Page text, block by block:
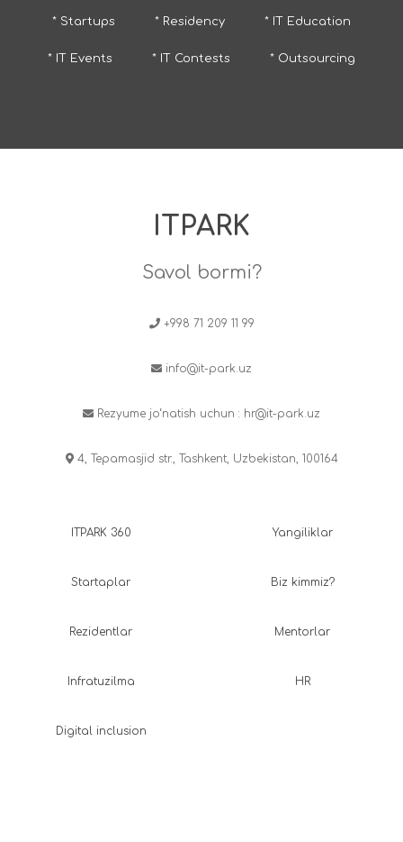
* Startups * Residency * IT Education
* IT Events * IT Contests * Outsourcing
ITPARK
Savol bormi?
+998 71 209 11 99
info@it-park.uz
Rezyume jo‘natish uchun : hr@it-park.uz
4, Tepamasjid str., Tashkent, Uzbekistan, 100164
ITPARK 360
Startaplar
Rezidentlar
Infratuzilma
Digital inclusion
Yangiliklar
Biz kimmiz?
Mentorlar
HR